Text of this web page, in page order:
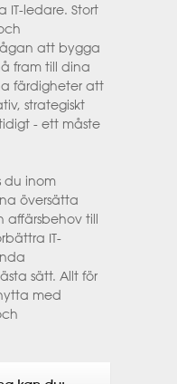
IT-ledare. Stort
att bygga
fram till dina
färdigheter att
strategiskt
- ett måste
du inom
översätta
affärsbehov till
IT-
sätt. Allt för
med